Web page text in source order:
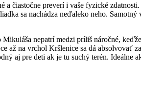
a čiastočne preverí i vaše fyzické
sa nachádza neďaleko neho.
nepatrí medzi príliš náročné,
až na vrchol Kršlenice sa dá absolvovať
aj pre deti ak je tu suchý terén. Ideálne